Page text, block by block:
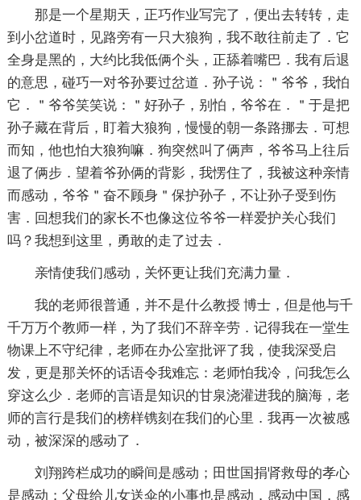
那是一个星期天，正巧作业写完了，便出去转转，走
到小岔道时，见路旁有一只大狼狗，我不敢往前走了．它
全身是黑的，大约比我低俩个头，正舔着嘴巴．我有后退
的意思，碰巧一对爷孙要过岔道．孙子说：＂爷爷，我怕
它．＂爷爷笑笑说：＂好孙子，别怕，爷爷在．＂于是把
孙子藏在背后，盯着大狼狗，慢慢的朝一条路挪去．可想
而知，他也怕大狼狗嘛．狗突然叫了俩声，爷爷马上往后
退了俩步．望着爷孙俩的背影，我愣住了，我被这种亲情
而感动，爷爷＂奋不顾身＂保护孙子，不让孙子受到伤
害．回想我们的家长不也像这位爷爷一样爱护关心我们
吗？我想到这里，勇敢的走了过去．
亲情使我们感动，关怀更让我们充满力量．
我的老师很普通，并不是什么教授 博士，但是他与千
千万万个教师一样，为了我们不辞辛劳．记得我在一堂生
物课上不守纪律，老师在办公室批评了我，使我深受启
发，更是那关怀的话语令我难忘：老师怕我冷，问我怎么
穿这么少．老师的言语是知识的甘泉浇灌进我的脑海，老
师的言行是我们的榜样镌刻在我们的心里．我再一次被感
动，被深深的感动了．
刘翔跨栏成功的瞬间是感动；田世国捐肾救母的孝心
是感动；父母给儿女送伞的小事也是感动．感动中国，感